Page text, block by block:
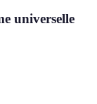
universelle